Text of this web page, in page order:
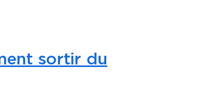
sortir du